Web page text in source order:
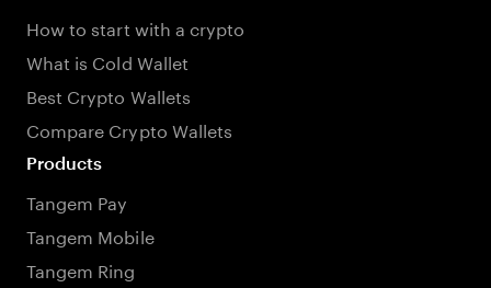
How to start with a crypto
What is Cold Wallet
Best Crypto Wallets
Compare Crypto Wallets
Products
Tangem Pay
Tangem Mobile
Tangem Ring